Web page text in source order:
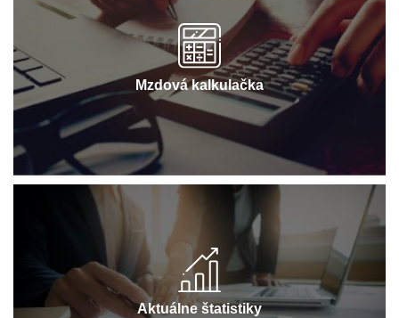
Mzdová kalkulačka
Aktuálne štatistiky